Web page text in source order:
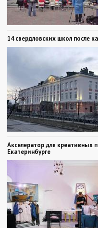
14 свердловских школ после
Акселератор для креативных
Екатеринбурге